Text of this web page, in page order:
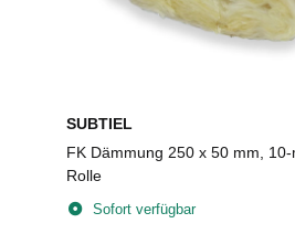
SUBTIEL
FK Dämmung 250 x 50 mm, 10-
Rolle
Sofort verfügbar